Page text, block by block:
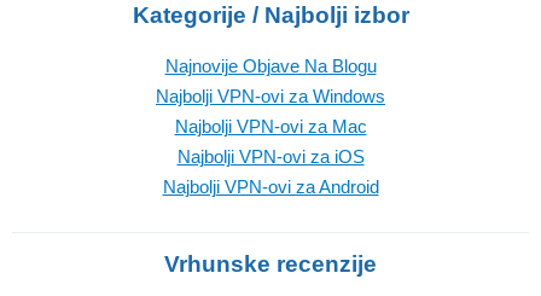
Kategorije / Najbolji izbor
Najnovije Objave Na Blogu
Najbolji VPN-ovi za Windows
Najbolji VPN-ovi za Mac
Najbolji VPN-ovi za iOS
Najbolji VPN-ovi za Android
Vrhunske recenzije